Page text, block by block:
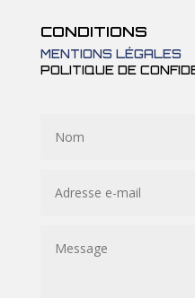
CONDITIONS
MENTIONS LÉGALES
POLITIQUE DE